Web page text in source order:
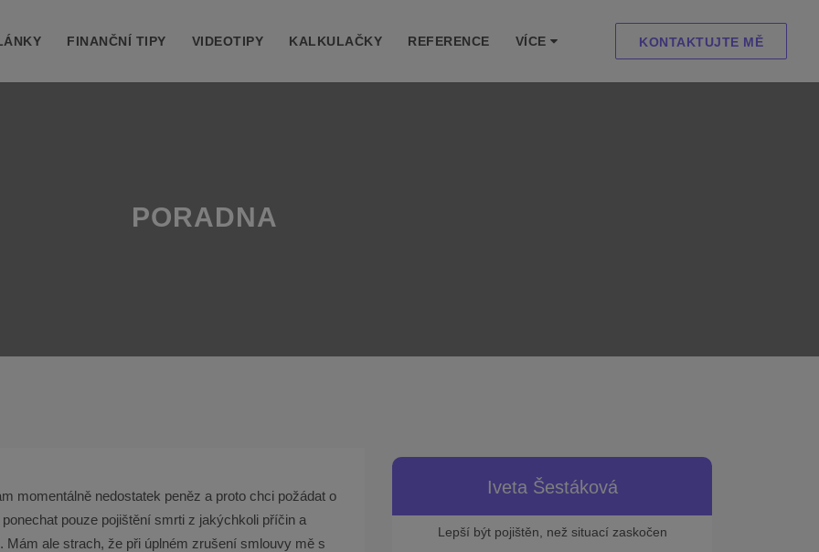
FINANČNÍ TIPY VIDEOTIPY KALKULAČKY REFERENCE VÍCE KONTAKTUJTE MĚ
PORADNA
momentálně nedostatek peněz a proto chci požádat o
pouze pojištění smrti z jakýchkoli příčin a
Mám ale strach, že při úplném zrušení smlouvy mě s
Iveta Šestáková
Lepší být pojištěn, než situací zaskočen